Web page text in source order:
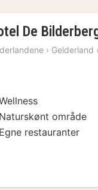
De
› Gelderland ›
Naturskønt område
Egne restauranter